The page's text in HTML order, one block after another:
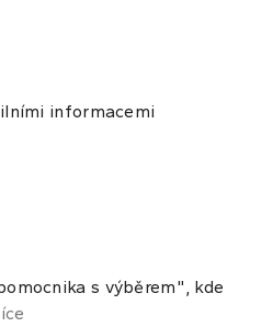
informacemi
s výběrem", kde